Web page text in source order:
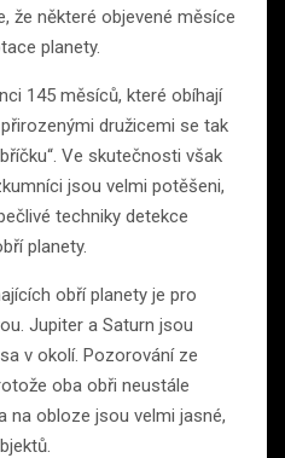
že některé objevené měsíce
planety.
145 měsíců, které obíhají
družicemi se tak
Ve skutečnosti však
jsou velmi potěšeni,
techniky detekce
planety.
obří planety je pro
Jupiter a Saturn jsou
v okolí. Pozorování ze
oba obři neustále
na obloze jsou velmi jasné,